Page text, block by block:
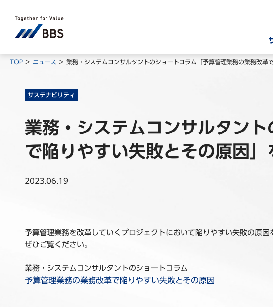
TOP ニュース 業務・システムコンサルタントのショートコラム「予算管理業務の業務改革
サステナビリティ
業務・システムコンサルタン
で陥りやすい失敗とその原因」
2023.06.19
予算管理業務を改革していくプロジェクトにおいて陥りやすい失敗の原
ぜひご覧ください。
業務・システムコンサルタントのショートコラム
予算管理業務の業務改革で陥りやすい失敗とその原因